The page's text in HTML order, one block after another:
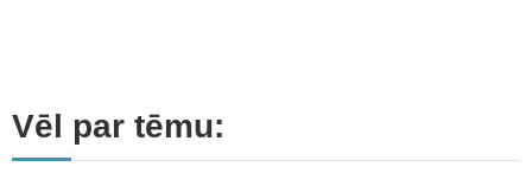
Vēl par tēmu: